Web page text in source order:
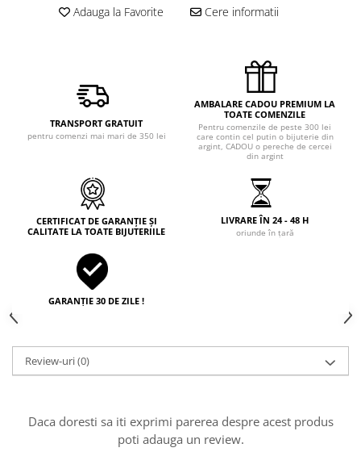
Adauga la Favorite Cere informatii
TRANSPORT GRATUIT
pentru comenzi mai mari de 350 lei
AMBALARE CADOU PREMIUM LA
TOATE COMENZILE
Pentru comenzile de peste 300 lei
care contin cel putin o bijuterie din
argint, CADOU o pereche de cercei
din argint
CERTIFICAT DE GARANȚIE ȘI
CALITATE LA TOATE BIJUTERIILE
LIVRARE ÎN 24 - 48 H
oriunde în țară
GARANȚIE 30 DE ZILE !
Review-uri(0)
Daca doresti sa iti exprimi parerea despre acest produs
poti adauga un review.